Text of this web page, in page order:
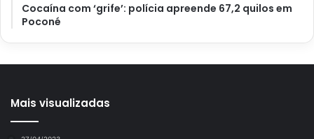
Cocaína com ‘grife’: polícia apreende 67,2 quilos em
Poconé
Mais visualizadas